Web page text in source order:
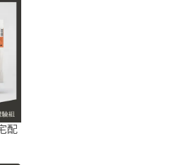
配